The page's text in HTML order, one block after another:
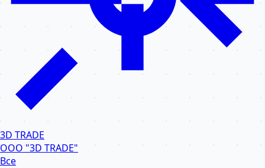
3D TRADE
ООО "3D TRADE"
Все